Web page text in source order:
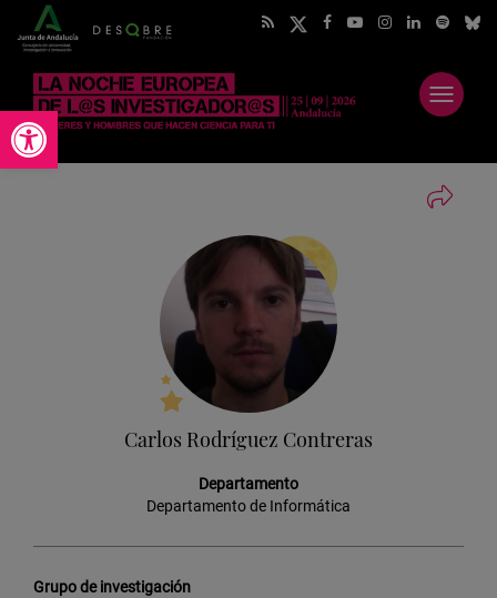
Abrir barra de herramientas
Abrir
menú
Carlos Rodríguez Contreras
Departamento
Departamento de Informática
Grupo de investigación